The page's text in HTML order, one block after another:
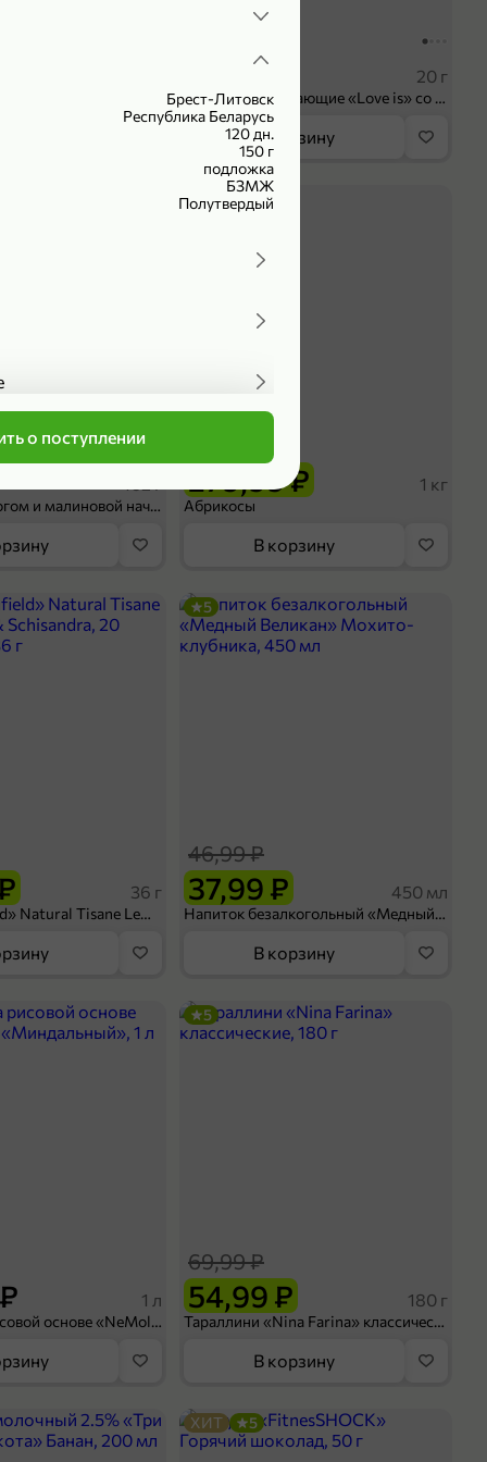
Брест-Литовск
Республика Беларусь
120 дн.
150 г
подложка
БЗМЖ
Полутвердый
о поступлении
83,99 ₽ 20 г
Конфеты освежающие «Love is» со вкусом морской соли и маракуйи, 20 г
В корзину
Шосон с творогом и малиновой начинкой, 102 г
279,99 ₽ 1 кг
Абрикосы
4,2
В корзину
36 г
Чай «Greenfield» Natural Tisane Lemongrass & Schisandra, 20 пирамидок, 36 г
37,99 ₽
46,99 ₽
450 мл
Напиток безалкогольный «Медный Великан» Мохито-клубника, 450 мл
5
В корзину
1 л
Напиток на рисовой основе «NeMoloko» «Миндальный», 1 л
54,99 ₽
69,99 ₽
180 г
Тараллини «Nina Farina» классические, 180 г
5
В корзину
ХИТ 5